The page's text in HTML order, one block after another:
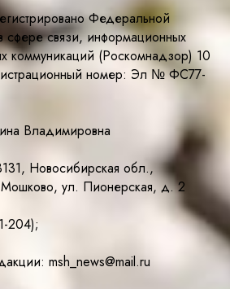
Федеральной
сфере связи, информационных
коммуникаций (Роскомнадзор) 10
номер: Эл № ФС77-
Владимировна
Новосибирская обл.,
ул. Пионерская, д. 2
204);
msh_news@mail.ru